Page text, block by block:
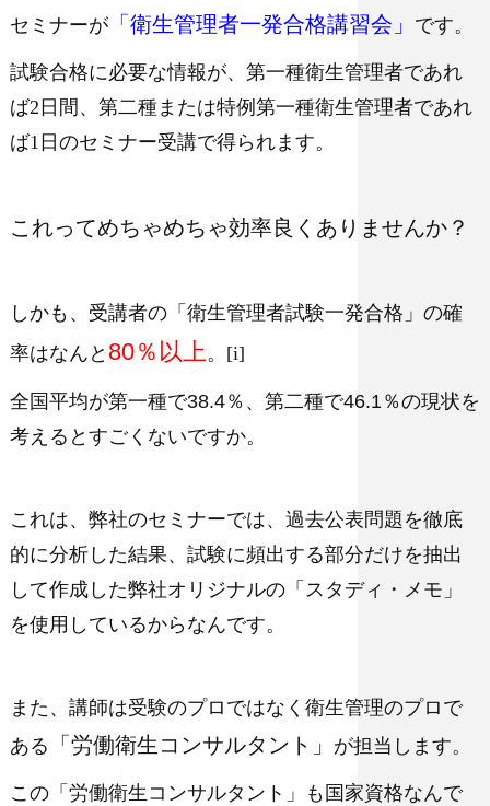
セミナーが「衛生管理者一発合格講習会」 です。
試験合格に必要な情報が、第一種衛生管理者であれ
ば2日間、第二種または特例第一種衛生管理者であれ
ば1日のセミナー受講で得られます。
これってめちゃめちゃ効率良くありませんか？
しかも、受講者の「衛生管理者試験一発合格」の確
率はなんと 80％以上。[i]
全国平均が第一種で38.4％、第二種で46.1％の現状を
考えるとすごくないですか。
これは、弊社のセミナーでは、過去公表問題を徹底
的に分析した結果、試験に頻出する部分だけを抽出
して作成した弊社オリジナルの「スタディ・メモ」
を使用しているからなんです。
また、講師は受験のプロではなく衛生管理のプロで
ある
「労働衛生コンサルタント」 が担当します。
この「労働衛生コンサルタント」も国家資格なんで